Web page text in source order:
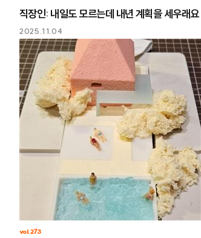
직장인: 내일도 모르는데 내년 계획을 세우래요
2025.11.04
vol.273